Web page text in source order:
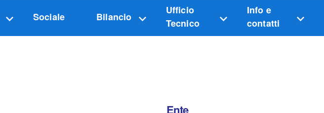
Sociale Bilancio
Ufficio
Tecnico
Info e
contatti
Ente